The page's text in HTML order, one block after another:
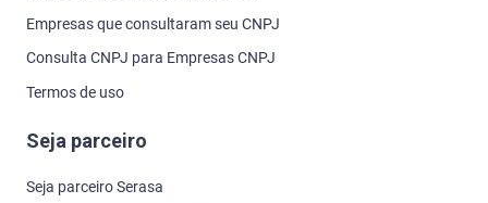
Empresas que consultaram seu CNPJ
Consulta CNPJ para Empresas CNPJ
Termos de uso
Seja parceiro
Seja parceiro Serasa